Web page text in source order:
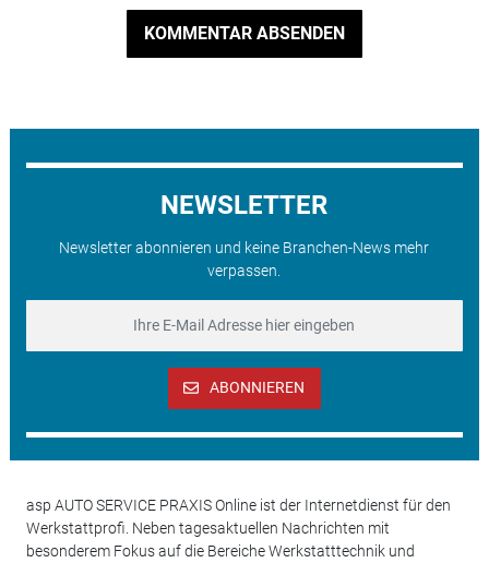
KOMMENTAR ABSENDEN
NEWSLETTER
Newsletter abonnieren und keine Branchen-News mehr
verpassen.
ABONNIEREN
asp AUTO SERVICE PRAXIS Online ist der Internetdienst für den
Werkstattprofi. Neben tagesaktuellen Nachrichten mit
besonderem Fokus auf die Bereiche Werkstatttechnik und